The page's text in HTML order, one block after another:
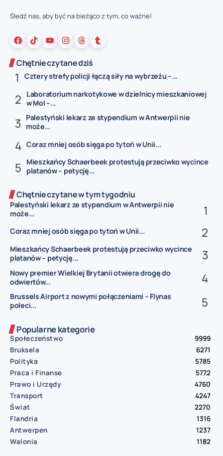
Śledź nas, aby być na bieżąco z tym, co ważne!
Chętnie czytane dziś
Cztery strefy policji łączą siły na wybrzeżu –...
Laboratorium narkotykowe w dzielnicy mieszkaniowej
w Mol –...
Palestyński lekarz ze stypendium w Antwerpii nie
może...
Coraz mniej osób sięga po tytoń w Unii...
Mieszkańcy Schaerbeek protestują przeciwko wycince
platanów – petycję...
Chętnie czytane w tym tygodniu
Palestyński lekarz ze stypendium w Antwerpii nie
może...
Coraz mniej osób sięga po tytoń w Unii...
Mieszkańcy Schaerbeek protestują przeciwko wycince
platanów – petycję...
Nowy premier Wielkiej Brytanii otwiera drogę do
odwiertów...
Brussels Airport z nowymi połączeniami – Flynas
poleci...
Popularne kategorie
Społeczeństwo
9999
Bruksela
6271
Polityka
5785
Praca i Finanse
5772
Prawo i Urzędy
4760
Transport
4247
Świat
2270
Flandria
1316
Antwerpen
1237
Walonia
1182